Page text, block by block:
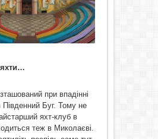
при впадінні
Південний Буг. Тому не
яхт-клуб в
теж в Миколаєві.